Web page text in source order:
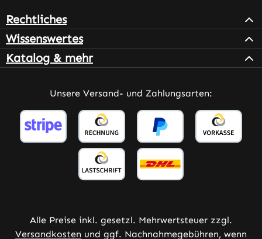
Rechtliches
Wissenswertes
Katalog & mehr
Unsere Versand- und Zahlungsarten:
Alle Preise inkl. gesetzl. Mehrwertsteuer zzgl.
Versandkosten und ggf. Nachnahmegebühren, wenn